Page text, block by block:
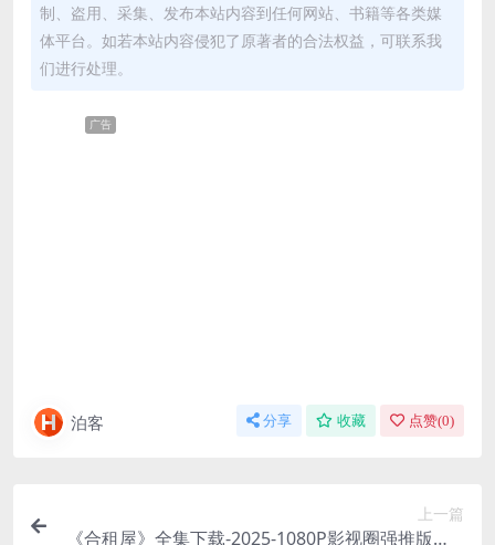
制、盗用、采集、发布本站内容到任何网站、书籍等各类媒
体平台。如若本站内容侵犯了原著者的合法权益，可联系我
们进行处理。
广告
泊客 分享 收藏 点赞(0)
上一篇
《合租屋》全集下载-2025-1080P影视圈强推版本 –